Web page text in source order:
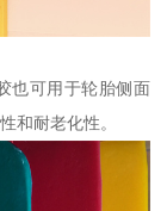
也可用于轮胎侧面
和耐老化性。